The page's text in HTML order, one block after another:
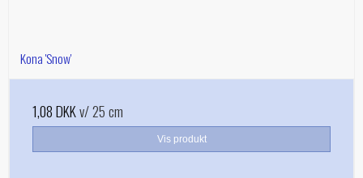
Kona 'Snow'
1,08 DKKv/ 25 cm
Vis produkt